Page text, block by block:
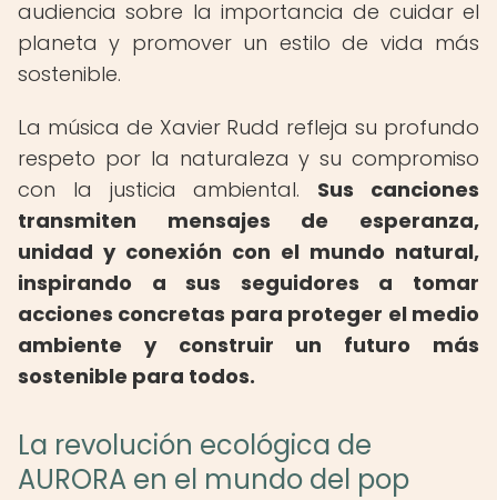
audiencia sobre la importancia de cuidar el
planeta y promover un estilo de vida más
sostenible.
La música de Xavier Rudd refleja su profundo
respeto por la naturaleza y su compromiso
con la justicia ambiental. Sus canciones
transmiten mensajes de esperanza,
unidad y conexión con el mundo natural,
inspirando a sus seguidores a tomar
acciones concretas para proteger el medio
ambiente y construir un futuro más
sostenible para todos.
La revolución ecológica de
AURORA en el mundo del pop